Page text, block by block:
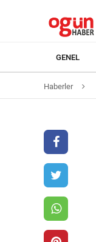
GENEL
Haberler